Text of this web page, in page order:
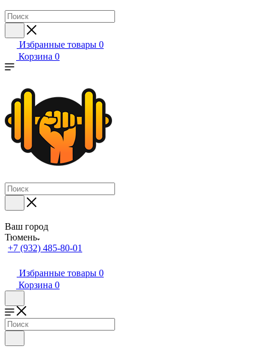
Избранные товары 0
Корзина 0
Ваш город
Тюмень
+7 (932) 485-80-01
Избранные товары 0
Корзина 0